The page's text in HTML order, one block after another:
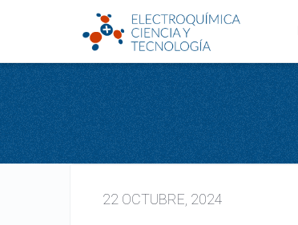
22 OCTUBRE, 2024